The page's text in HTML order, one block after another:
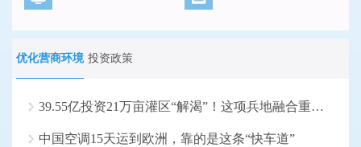
优化营商环境 投资政策
39.55亿投资21万亩灌区“解渴”！这项兵地融合重大水...
中国空调15天运到欧洲，靠的是这条“快车道”